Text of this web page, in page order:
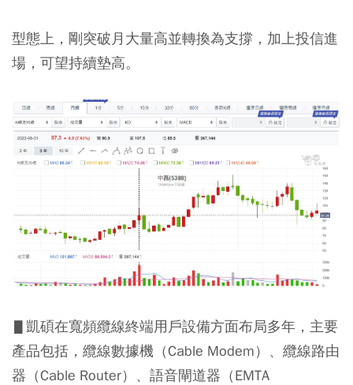
型態上，剛突破月大量高並轉換為支撐，加上投信進
場，可望持續墊高。
▋凱碩在寬頻纜線終端用戶設備方面布局多年，主要
產品包括，纜線數據機（Cable Modem）、纜線路由
器（Cable Router）、語音閘道器（EMTA